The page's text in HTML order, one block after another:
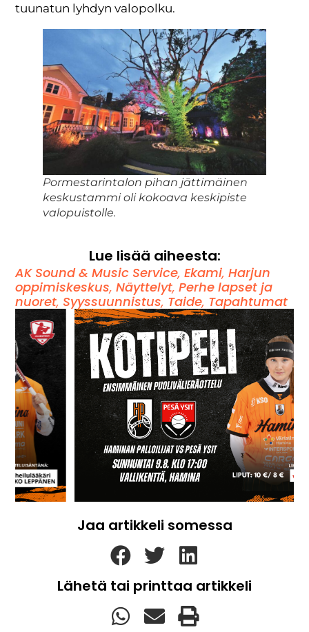
tuunatun lyhdyn valopolku.
Pormestarintalon pihan jättimäinen
keskustammi oli kokoava keskipiste
valopuistolle.
Lue lisää aiheesta:
AK Sound & Music Service,Ekami,Harjun
oppimiskeskus,Näyttelyt,Perhe lapset ja
nuoret, Syyssuunnistus, Taide, Tapahtumat
Jaa artikkeli somessa
Lähetä tai printtaa artikkeli